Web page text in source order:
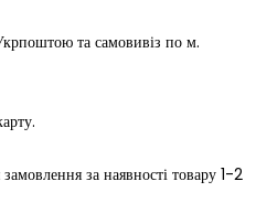
та самовивіз по м.
за наявності товару 1-2